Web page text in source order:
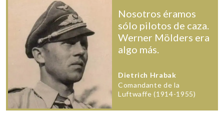
Nosotros éramos
sólo pilotos de caza.
Werner Mölders era
algo más.
Dietrich Hrabak
Comandante de la
Luftwaffe (1914-1955)